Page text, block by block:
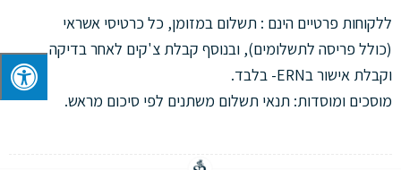
ללקוחות פרטיים הינם : תשלום במזומן, כל כרטיסי אשראי
(כולל פריסה לתשלומים), ובנוסף קבלת צ'קים לאחר בדיקה
וקבלת אישור בERN- בלבד.
מוסכים ומוסדות: תנאי תשלום משתנים לפי סיכום מראש.